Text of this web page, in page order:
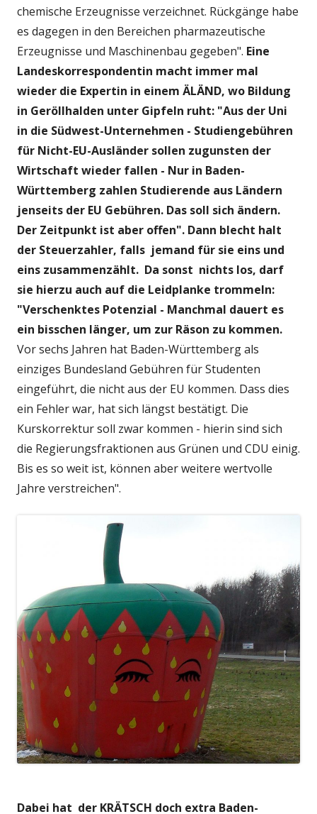
chemische Erzeugnisse verzeichnet. Rückgänge habe
es dagegen in den Bereichen pharmazeutische
Erzeugnisse und Maschinenbau gegeben". Eine
Landeskorrespondentin macht immer mal
wieder die Expertin in einem ÄLÄND, wo Bildung
in Geröllhalden unter Gipfeln ruht: "Aus der Uni
in die Südwest-Unternehmen - Studiengebühren
für Nicht-EU-Ausländer sollen zugunsten der
Wirtschaft wieder fallen - Nur in Baden-
Württemberg zahlen Studierende aus Ländern
jenseits der EU Gebühren. Das soll sich ändern.
Der Zeitpunkt ist aber offen". Dann blecht halt
der Steuerzahler, falls jemand für sie eins und
eins zusammenzählt. Da sonst nichts los, darf
sie hierzu auch auf die Leidplanke trommeln:
"Verschenktes Potenzial - Manchmal dauert es
ein bisschen länger, um zur Räson zu kommen.
Vor sechs Jahren hat Baden-Württemberg als
einziges Bundesland Gebühren für Studenten
eingeführt, die nicht aus der EU kommen. Dass dies
ein Fehler war, hat sich längst bestätigt. Die
Kurskorrektur soll zwar kommen - hierin sind sich
die Regierungsfraktionen aus Grünen und CDU einig.
Bis es so weit ist, können aber weitere wertvolle
Jahre verstreichen".
Dabei hat der KRÄTSCH doch extra Baden-